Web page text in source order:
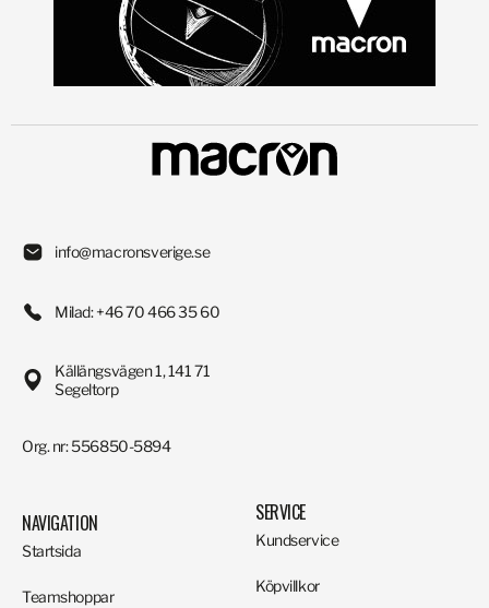
info@macronsverige.se
Milad: +46 70 466 35 60
Källängsvägen 1, 141 71
Segeltorp
Org. nr: 556850-5894
NAVIGATION
Startsida
Teamshoppar
SERVICE
Kundservice
Köpvillkor